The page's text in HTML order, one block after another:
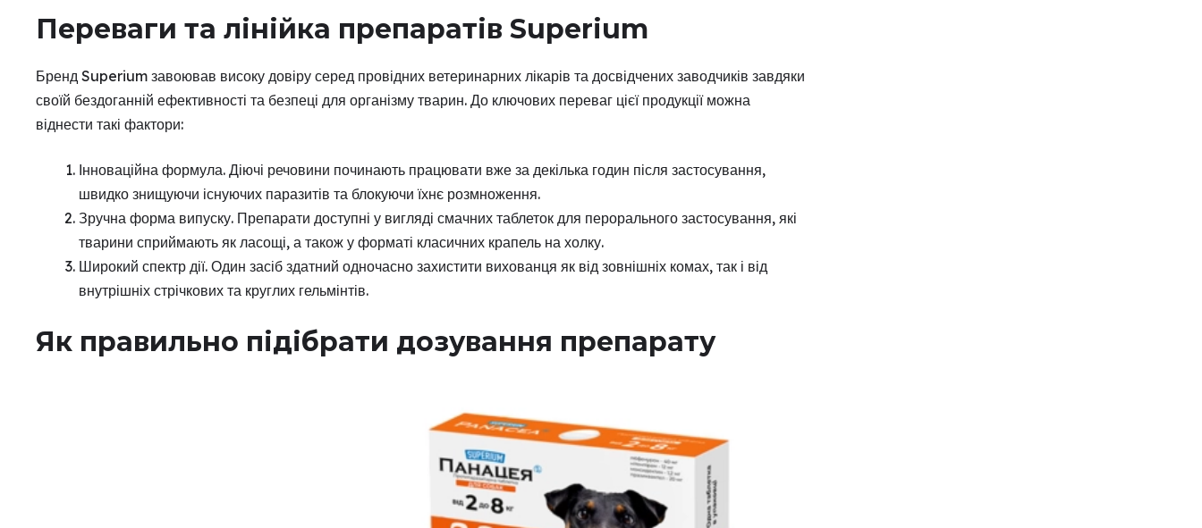
Переваги та лінійка препаратів Superium
Бренд Superium завоював високу довіру серед провідних ветеринарних лікарів та досвідчених заводчиків завдяки
своїй бездоганній ефективності та безпеці для організму тварин. До ключових переваг цієї продукції можна
віднести такі фактори:
Інноваційна формула. Діючі речовини починають працювати вже за декілька годин після застосування,
швидко знищуючи існуючих паразитів та блокуючи їхнє розмноження.
Зручна форма випуску. Препарати доступні у вигляді смачних таблеток для перорального застосування, які
тварини сприймають як ласощі, а також у форматі класичних крапель на холку.
Широкий спектр дії. Один засіб здатний одночасно захистити вихованця як від зовнішніх комах, так і від
внутрішніх стрічкових та круглих гельмінтів.
Як правильно підібрати дозування препарату